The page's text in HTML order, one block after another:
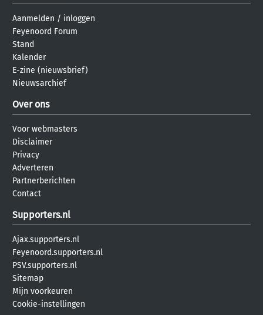
Aanmelden / inloggen
Feyenoord Forum
Stand
Kalender
E-zine (nieuwsbrief)
Nieuwsarchief
Over ons
Voor webmasters
Disclaimer
Privacy
Adverteren
Partnerberichten
Contact
Supporters.nl
Ajax.supporters.nl
Feyenoord.supporters.nl
PSV.supporters.nl
Sitemap
Mijn voorkeuren
Cookie-instellingen